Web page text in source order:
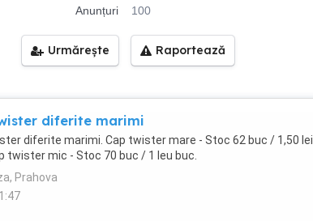
Anunțuri
100
Urmărește Raportează
diferite marimi
diferite marimi. Cap twister mare - Stoc 62 buc / 1,50 lei
twister mic - Stoc 70 buc / 1 leu buc.
Prahova